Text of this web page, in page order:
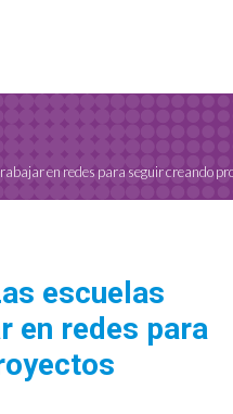
en redes para seguir creando
escuelas
en redes para